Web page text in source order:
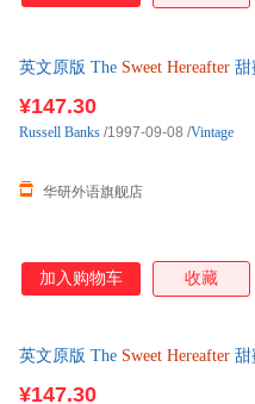
英文原版 The Sweet Hereafter 甜
¥147.30
华研外语旗舰店
Russell Banks /1997-09-08 /Vintage
加入购物车 收藏
英文原版 The Sweet Hereafter 甜
¥147.30